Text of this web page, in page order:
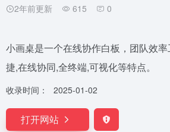
2年前更新 615 0
小画桌是一个在线协作白板，团队效
捷,在线协同,全终端,可视化等特点。
收录时间： 2025-01-02
打开网站